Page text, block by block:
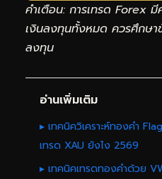
คำเตือน: การเทรด Forex
เงินลงทุนทั้งหมด ควรศึกษ
ลงทุน
อ่านเพิ่มเติม
▸ เทคนิควิเคราะห์ทองคำ
เทรด XAU ยังไง 2569
▸ เทคนิคเทรดทองคำด้วย